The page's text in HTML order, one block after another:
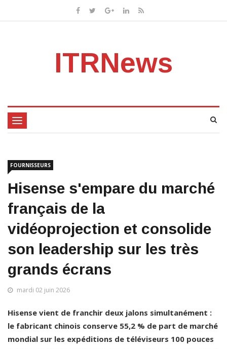
ITRNews
Toggle
navigation
FOURNISSEURS
Hisense s'empare du marché
français de la
vidéoprojection et consolide
son leadership sur les très
grands écrans
mardi 02 juin 2026
Hisense vient de franchir deux jalons simultanément :
le fabricant chinois conserve 55,2 % de part de marché
mondial sur les expéditions de téléviseurs 100 pouces